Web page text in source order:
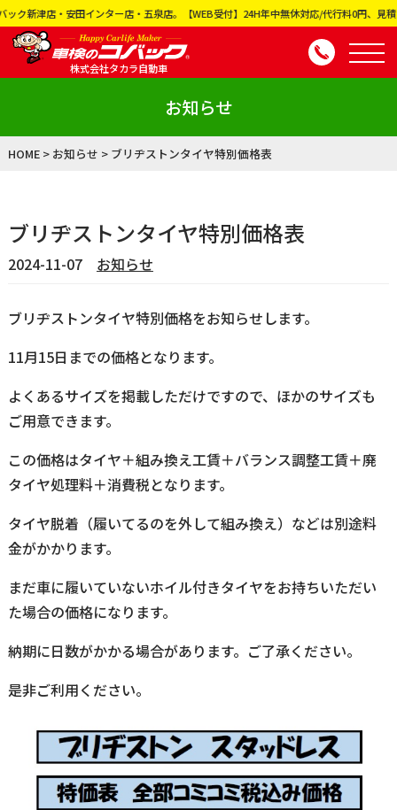
安田インター店・五泉店。【WEB受付】24H年中無休対応/代行料0円、見積り0円、
株式会社タカラ自動車
お知らせ
HOME> お知らせ > ブリヂストンタイヤ特別価格表
ブリヂストンタイヤ特別価格表
2024-11-07 お知らせ
ブリヂストンタイヤ特別価格をお知らせします。
11月15日までの価格となります。
よくあるサイズを掲載しただけですので、ほかのサイズも
ご用意できます。
この価格はタイヤ＋組み換え工賃＋バランス調整工賃＋廃
タイヤ処理料＋消費税となります。
タイヤ脱着（履いてるのを外して組み換え）などは別途料
金がかかります。
まだ車に履いていないホイル付きタイヤをお持ちいただい
た場合の価格になります。
納期に日数がかかる場合があります。ご了承ください。
是非ご利用ください。